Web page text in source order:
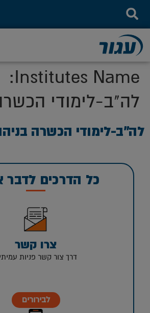
Institutes Name:
לה"ב-לימודי
לה”ב-לימודי הכשרה
כל הדרכים לדבר
צרו קשר
דרך צור קשר פניות
לבירורים